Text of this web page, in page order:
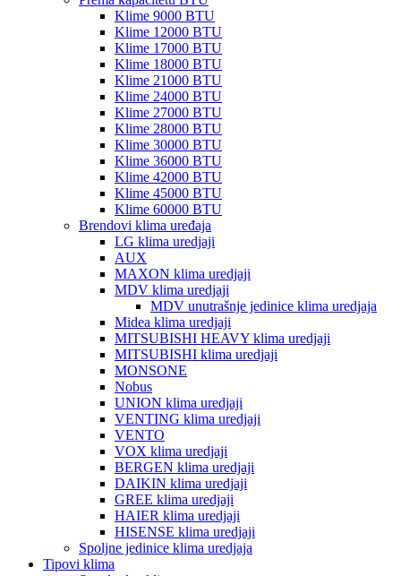
Klime 9000 BTU
Klime 12000 BTU
Klime 17000 BTU
Klime 18000 BTU
Klime 21000 BTU
Klime 24000 BTU
Klime 27000 BTU
Klime 28000 BTU
Klime 30000 BTU
Klime 36000 BTU
Klime 42000 BTU
Klime 45000 BTU
Klime 60000 BTU
Brendovi klima uređaja
LG klima uredjaji
AUX
MAXON klima uredjaji
MDV klima uredjaji
MDV unutrašnje jedinice klima uredjaja
Midea klima uredjaji
MITSUBISHI HEAVY klima uredjaji
MITSUBISHI klima uredjaji
MONSONE
Nobus
UNION klima uredjaji
VENTING klima uredjaji
VENTO
VOX klima uredjaji
BERGEN klima uredjaji
DAIKIN klima uredjaji
GREE klima uredjaji
HAIER klima uredjaji
HISENSE klima uredjaji
Spoljne jedinice klima uredjaja
Tipovi klima